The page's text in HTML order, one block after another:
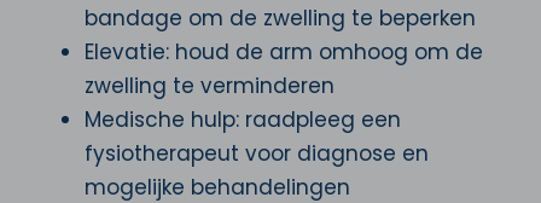
bandage om de zwelling te beperken
Elevatie: houd de arm omhoog om de
zwelling te verminderen
Medische hulp: raadpleeg een
fysiotherapeut voor diagnose en
mogelijke behandelingen